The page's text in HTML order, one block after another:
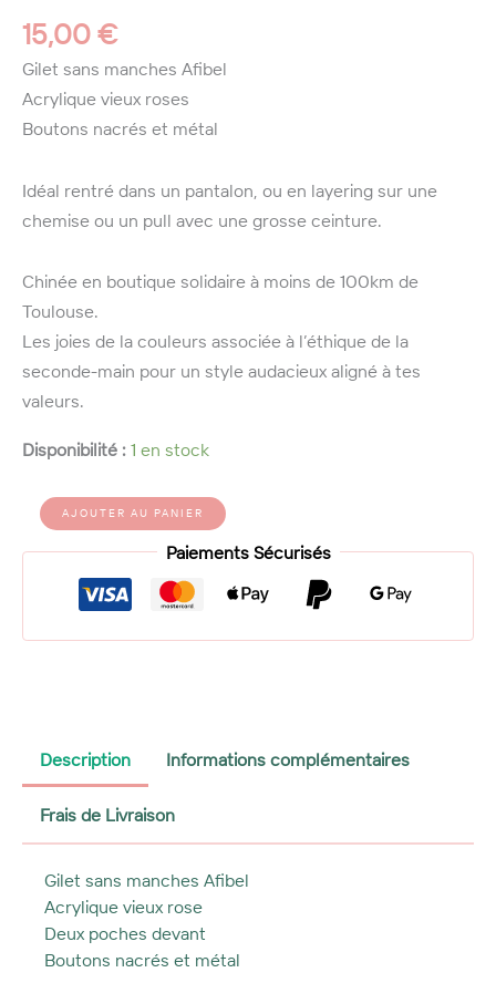
15,00€
Gilet sans manches Afibel
Acrylique vieux roses
Boutons nacrés et métal
Idéal rentré dans un pantalon, ou en layering sur une
chemise ou un pull avec une grosse ceinture.
Chinée en boutique solidaire à moins de 100km de
Toulouse.
Les joies de la couleurs associée à l’éthique de la
seconde-main pour un style audacieux aligné à tes
valeurs.
Disponibilité : 1 en stock
quantité
Gilet
manches
vieux
AJOUTER AU PANIER
Paiements Sécurisés
Description Informations complémentaires
Frais de Livraison
Gilet sans manches Afibel
Acrylique vieux rose
Deux poches devant
Boutons nacrés et métal